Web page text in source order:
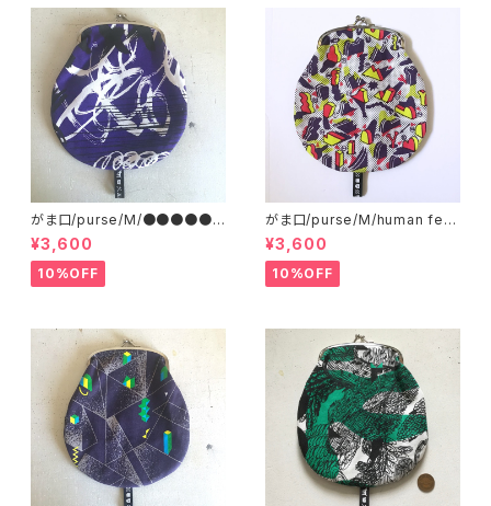
がま口/purse/M/●●●●●
●●●●
¥3,600
10%OFF
がま口/purse/M/human ferti
lizer
¥3,600
10%OFF